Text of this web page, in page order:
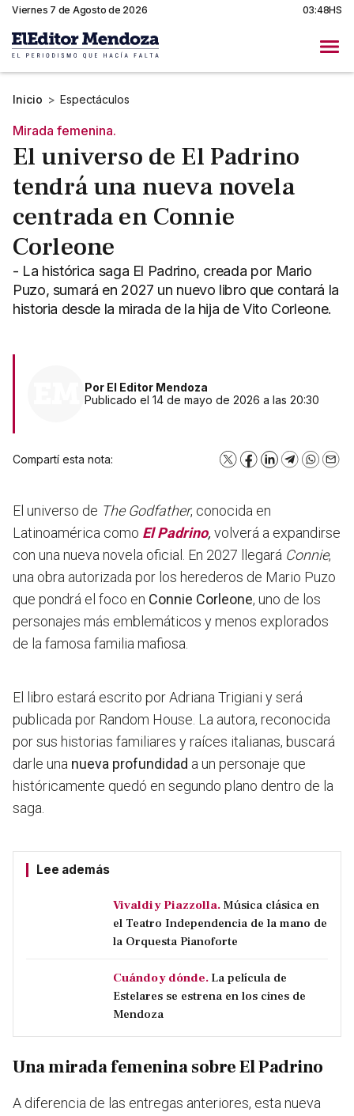
Viernes 7 de Agosto de 2026 03:48HS
Inicio > Espectáculos
Mirada femenina.
El universo de El Padrino
tendrá una nueva novela
centrada en Connie
Corleone
- La histórica saga El Padrino, creada por Mario
Puzo, sumará en 2027 un nuevo libro que contará la
historia desde la mirada de la hija de Vito Corleone.
Por El Editor Mendoza
Publicado el 14 de mayo de 2026 a las 20:30
Compartí esta nota: X Facebook
LinkedInTelegram
El universo de The Godfather, conocida en
Latinoamérica como El Padrino, volverá a expandirse
con una nueva novela oficial. En 2027 llegará Connie,
una obra autorizada por los herederos de Mario Puzo
que pondrá el foco en Connie Corleone, uno de los
personajes más emblemáticos y menos explorados
de la famosa familia mafiosa.
El libro estará escrito por Adriana Trigiani y será
publicada por Random House. La autora, reconocida
por sus historias familiares y raíces italianas, buscará
darle una nueva profundidad a un personaje que
históricamente quedó en segundo plano dentro de la
saga.
Lee además
Vivaldi y Piazzolla. Música clásica en
el Teatro Independencia de la mano de
la Orquesta Pianoforte
Cuándo y dónde. La película de
Estelares se estrena en los cines de
Mendoza
Una mirada femenina sobre El Padrino
A diferencia de las entregas anteriores, esta nueva